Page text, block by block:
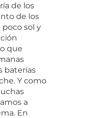
de los
de los
sol y
que
baterías
Y como
a
En